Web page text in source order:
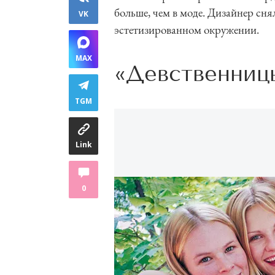
VK
MAX
TGM
Link
0
больше, чем в моде. Дизайнер
эстетизированном окружении.